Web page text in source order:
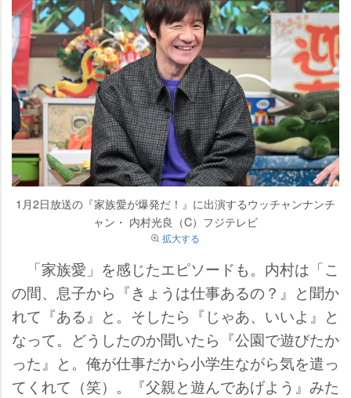
1月2日放送の『家族愛が爆発だ！』に出演するウッチャンナンチ
ャン・ 内村光良（C）フジテレビ
拡大する
「家族愛」を感じたエピソードも。内村は「こ
の間、息子から『きょうは仕事あるの？』と聞か
れて『ある』と。そしたら『じゃあ、いいよ』と
なって。どうしたのか聞いたら『公園で遊びたか
った』と。俺が仕事だから小学生ながら気を遣っ
てくれて（笑）。『父親と遊んであげよう』みた